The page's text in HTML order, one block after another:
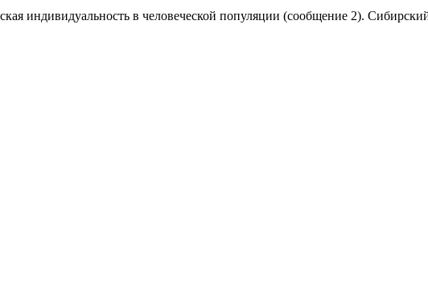
индивидуальность в человеческой популяции (сообщение 2).